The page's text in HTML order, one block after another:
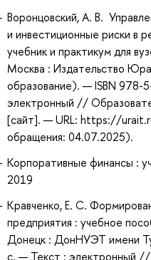
Воронцовский, А. В.
и инвестиционные риски в
учебник и практикум для
Москва : Издательство
образование). — ISBN
электронный //
[сайт]. — URL: https://
обращения: 04.07.2025).
Корпоративные финансы :
2019
Кравченко, Е. С.
предприятия : учебное
Донецк : ДонНУЭТ имени
с. — Текст : электронный